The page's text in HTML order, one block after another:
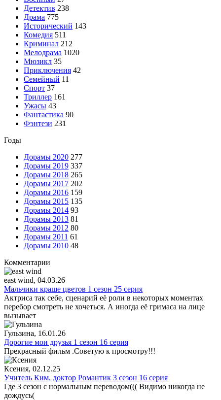
Детектив 238
Драма 775
Исторический 143
Комедия 511
Криминал 212
Мелодрама 1020
Мюзикл 35
Приключения 42
Семейный 11
Спорт 37
Триллер 161
Ужасы 43
Фантастика 90
Фэнтези 231
Годы
Дорамы 2020 277
Дорамы 2019 337
Дорамы 2018 265
Дорамы 2017 202
Дорамы 2016 159
Дорамы 2015 135
Дорамы 2014 93
Дорамы 2013 81
Дорамы 2012 80
Дорамы 2011 61
Дорамы 2010 48
Комментарии
east wind, 04.03.26
Мальчики краше цветов 1 сезон 25 серия
Актриса так себе, сценарий её роли в некоторых моментах
перебор смотреть не хочеться. А иногда её гримаса на лице
вызывает
Гульзина, 16.01.26
Дорогие мои друзья 1 сезон 16 серия
Прекрасный фильм .Советую к просмотру!!!
Ксения, 02.12.25
Учитель Ким, доктор Романтик 3 сезон 16 серия
Где 3 сезон с нормальным переводом((( Видимо никогда не
дождусь(